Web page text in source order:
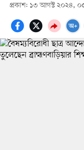
প্রকাশ: ১৩ আগস্ট ২০২৪,